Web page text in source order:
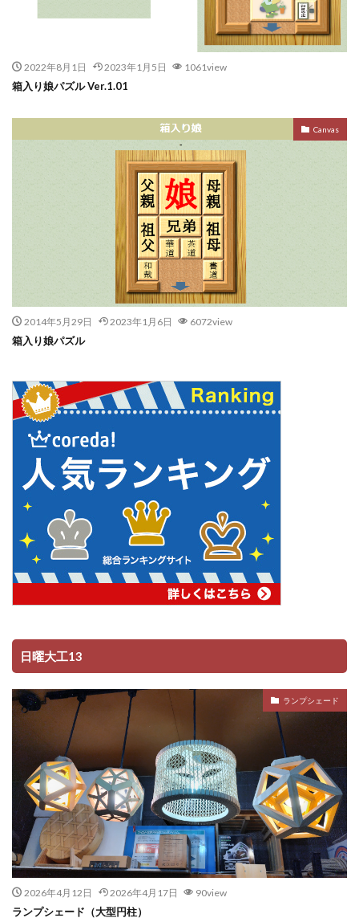
2022年8月1日 2023年1月5日 1061view
箱入り娘パズル Ver.1.01
Canvas
2014年5月29日 2023年1月6日 6072view
箱入り娘パズル
日曜大工13
ランプシェード
2026年4月12日 2026年4月17日 90view
ランプシェード（大型円柱）